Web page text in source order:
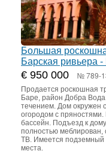
Большая
Барская ривьера
€ 950 000 № 789-
Продается роскошная
Баре, район Добра
течением. Дом окружен
огородом с
бассейн. Подъезд к
полностью меблирован,
ТВ. Имеется подземный
места.